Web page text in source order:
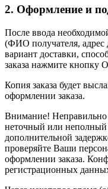
2. Оформление и
После ввода
(ФИО получателя, адрес
вариант доставки,
заказа нажмите кнопку
Копия заказа будет
оформлении заказа.
Внимание! Неправильно
неточный или неполный
дополнительной
проверяйте Ваши
оформлении заказа.
регистрационных